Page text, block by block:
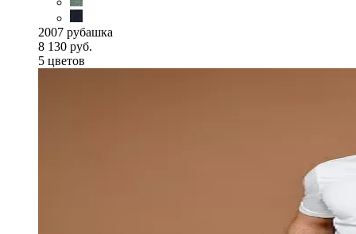
2007 рубашка
8 130 руб.
5 цветов